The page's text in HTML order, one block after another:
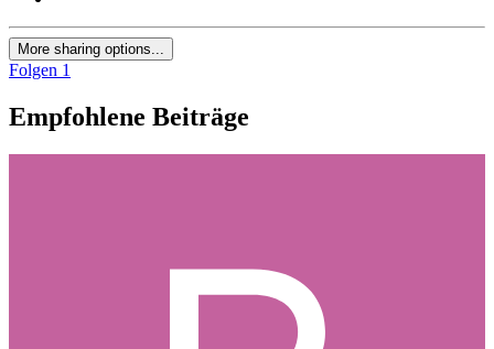
More sharing options...
Folgen 1
Empfohlene Beiträge